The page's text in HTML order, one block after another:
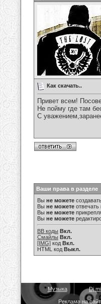
Как скачать..
Привет всем!
Не пойму где там
С
Ваши права в разделе
Вы не можете
Вы не можете
Вы не можете
Вы не можете
BB коды Вкл.
Смайлы Вкл.
[IMG] код Вкл.
HTML код Выкл.
Музыка Dj
Реклама на